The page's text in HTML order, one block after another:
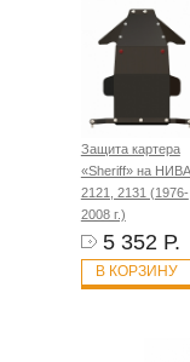
Защита картера
«Sheriff» на НИВА
2121, 2131 (1976-
2008 г.)
5 352 Р.
В КОРЗИНУ